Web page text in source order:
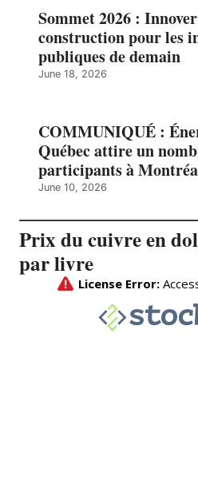
Sommet 2026 :
construction pour les
publiques de demain
June 18, 2026
COMMUNIQUÉ :
Québec attire un
participants à
June 10, 2026
Prix du cuivre en
par livre